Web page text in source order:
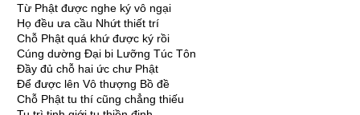
Từ Phật được nghe ký vô ngại
Họ đều ưa cầu Nhứt thiết trí
Chỗ Phật quá khứ được ký rồi
Cúng dường Ðại bi Lưỡng Túc Tôn
Ðầy đủ chỗ hai ức chư Phật
Ðể được lên Vô thượng Bồ đề
Chỗ Phật tu thí cũng chẳng thiếu